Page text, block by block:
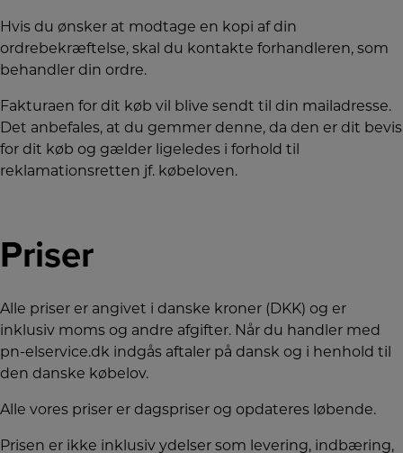
Hvis du ønsker at modtage en kopi af din
ordrebekræftelse, skal du kontakte forhandleren, som
behandler din ordre.
Fakturaen for dit køb vil blive sendt til din mailadresse.
Det anbefales, at du gemmer denne, da den er dit bevis
for dit køb og gælder ligeledes i forhold til
reklamationsretten jf. købeloven.
Priser
Alle priser er angivet i danske kroner (DKK) og er
inklusiv moms og andre afgifter. Når du handler med
pn-elservice.dk indgås aftaler på dansk og i henhold til
den danske købelov.
Alle vores priser er dagspriser og opdateres løbende.
Prisen er ikke inklusiv ydelser som levering, indbæring,